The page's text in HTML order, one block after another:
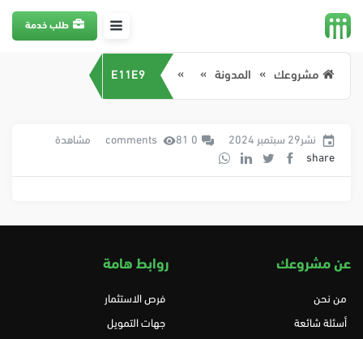
طلب خدمة
مشروعك المدونة E11E9
نشر29 سبتمبر 2024 0 comments 81 مشاهدة
share
عن مشروعك
من نحن
أسئلة شائعة
روابط هامة
فرص الاستثمار
جهات التمويل